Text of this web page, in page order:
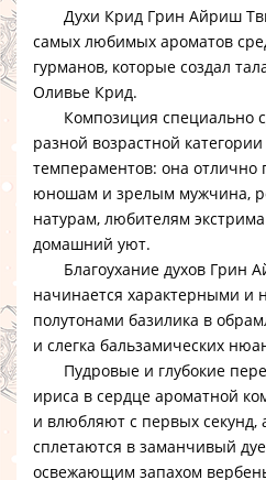
Духи Крид Грин Айриш
самых любимых ароматов
гурманов, которые создал
Оливье Крид.
Композиция специально
разной возрастной
темпераментов: она отлично
юношам и зрелым мужчина,
натурам, любителям
домашний уют.
Благоухание духов Грин
начинается характерными
полутонами базилика в
и слегка бальзамических
Пудровые и глубокие
ириса в сердце ароматной
и влюбляют с первых секунд,
сплетаются в заманчивый
освежающим запахом